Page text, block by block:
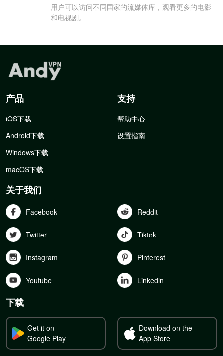
用户可以访问不同国家的流媒体库，观看更多的电影
和电视剧。
产品
iOS下载
Android下载
Windows下载
macOS下载
支持
帮助中心
设置指南
关于我们
Facebook Reddit
Twitter Tiktok
Instagram Pinterest
Youtube Linkedln
下载
Get it on
Google Play
Download on the
App Store